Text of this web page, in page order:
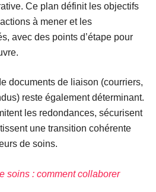
Ce plan définit les objectifs
à mener et les
avec des points d’étape pour
documents de liaison (courriers,
reste également déterminant.
les redondances, sécurisent
une transition cohérente
de soins.
soins : comment collaborer